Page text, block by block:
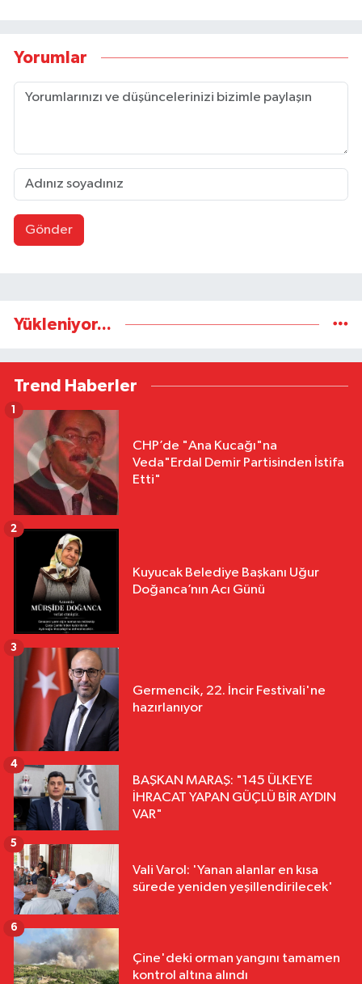
Yorumlar
Gönder
Yükleniyor...
Trend Haberler
CHP’de "Ana Kucağı"na
Veda"Erdal Demir Partisinden İstifa
Etti"
1
Kuyucak Belediye Başkanı Uğur
Doğanca’nın Acı Günü
2
Germencik, 22. İncir Festivali'ne
hazırlanıyor
3
BAŞKAN MARAŞ: "145 ÜLKEYE
İHRACAT YAPAN GÜÇLÜ BİR AYDIN
VAR"
4
Vali Varol: 'Yanan alanlar en kısa
sürede yeniden yeşillendirilecek'
5
Çine'deki orman yangını tamamen
kontrol altına alındı
6